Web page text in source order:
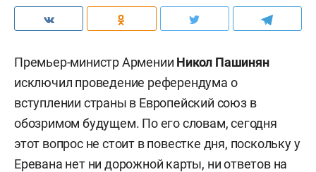
Премьер-министр Армении Никол Пашинян
исключил проведение референдума о
вступлении страны в Европейский союз в
обозримом будущем. По его словам, сегодня
этот вопрос не стоит в повестке дня, поскольку у
Еревана нет ни дорожной карты, ни ответов на